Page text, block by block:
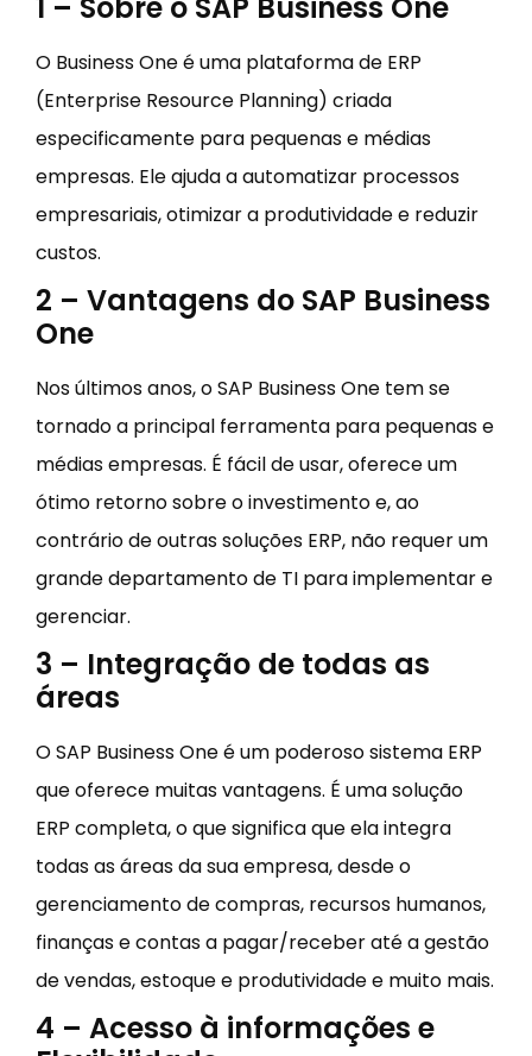
1 – Sobre o SAP Business One
O Business One é uma plataforma de ERP
(Enterprise Resource Planning) criada
especificamente para pequenas e médias
empresas. Ele ajuda a automatizar processos
empresariais, otimizar a produtividade e reduzir
custos.
2 – Vantagens do SAP Business
One
Nos últimos anos, o SAP Business One tem se
tornado a principal ferramenta para pequenas e
médias empresas. É fácil de usar, oferece um
ótimo retorno sobre o investimento e, ao
contrário de outras soluções ERP, não requer um
grande departamento de TI para implementar e
gerenciar.
3 – Integração de todas as
áreas
O SAP Business One é um poderoso sistema ERP
que oferece muitas vantagens. É uma solução
ERP completa, o que significa que ela integra
todas as áreas da sua empresa, desde o
gerenciamento de compras, recursos humanos,
finanças e contas a pagar/receber até a gestão
de vendas, estoque e produtividade e muito mais.
4 – Acesso à informações e